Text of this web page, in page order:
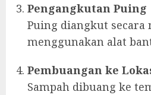
Pengangkutan Puing
Puing diangkut secara
menggunakan alat
Pembuangan ke
Sampah dibuang ke